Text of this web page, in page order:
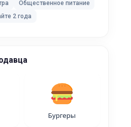
Общественное питание
2 года
Бургеры